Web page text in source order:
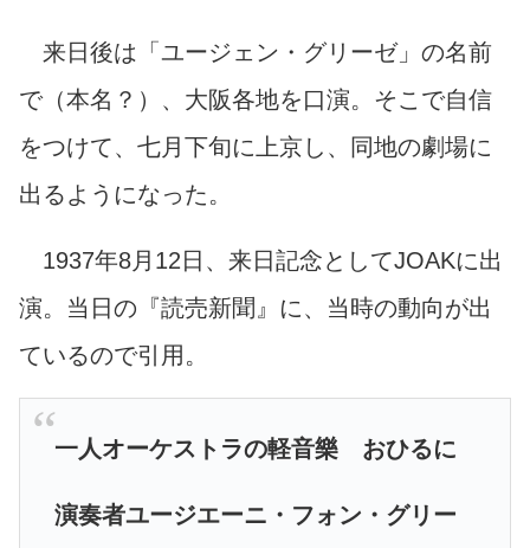
来日後は「ユージェン・グリーゼ」の名前
で（本名？）、大阪各地を口演。そこで自信
をつけて、七月下旬に上京し、同地の劇場に
出るようになった。
1937年8月12日、来日記念としてJOAKに出
演。当日の『読売新聞』に、当時の動向が出
ているので引用。
一人オーケストラの軽音樂 おひるに
演奏者ユージエーニ・フォン・グリー